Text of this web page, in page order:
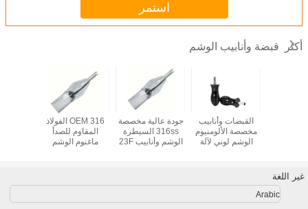
استمر
أكثر قبضة وأنابيب الوشم
OEM 316 الفولاذ
المقاوم للصدأ
ماغنوم الوشم
جودة عالية مخصصة
316ss السيطرة
الوشم وأنابيب 23F
القبضات وأنابيب
مخصصة الألومنيوم
الوشم لوني لآلة
غير اللغة
Arabic